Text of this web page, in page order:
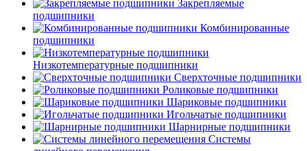
Закрепляемые
подшипники
Комбинированные
подшипники
Низкотемпературные подшипники
Сверхточные подшипники
Роликовые подшипники
Шариковые подшипники
Игольчатые подшипники
Шарнирные подшипники
Системы